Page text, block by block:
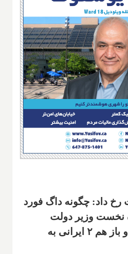
رخ داد: چگونه داگ فورد
نخست وزیر دولت
اکثریت انتاریو شد و باز هم ۲ ایرانی به